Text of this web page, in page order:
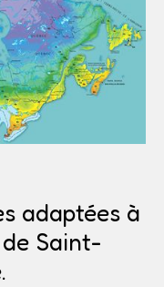
adaptées à
Saint-